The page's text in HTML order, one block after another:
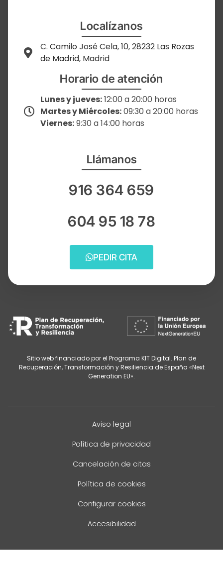
Localízanos
C. Camilo José Cela, 10, 28232 Las Rozas
de Madrid, Madrid
Horario de atención
Lunes y jueves:12:00 a 20:00 horas
Martes y Miércoles:09:30 a 20:00 horas
Viernes:9:30 a 14:00 horas
Llámanos
916 364 659
604 95 18 78
PEDIR CITA
Sitio web financiado por el Programa KIT Digital. Plan de
Recuperación, Transformación y Resiliencia de España «Next
Generation EU».
Aviso legal
Política de privacidad
Cancelación de citas
Política de cookies
Configurar cookies
Accesibilidad